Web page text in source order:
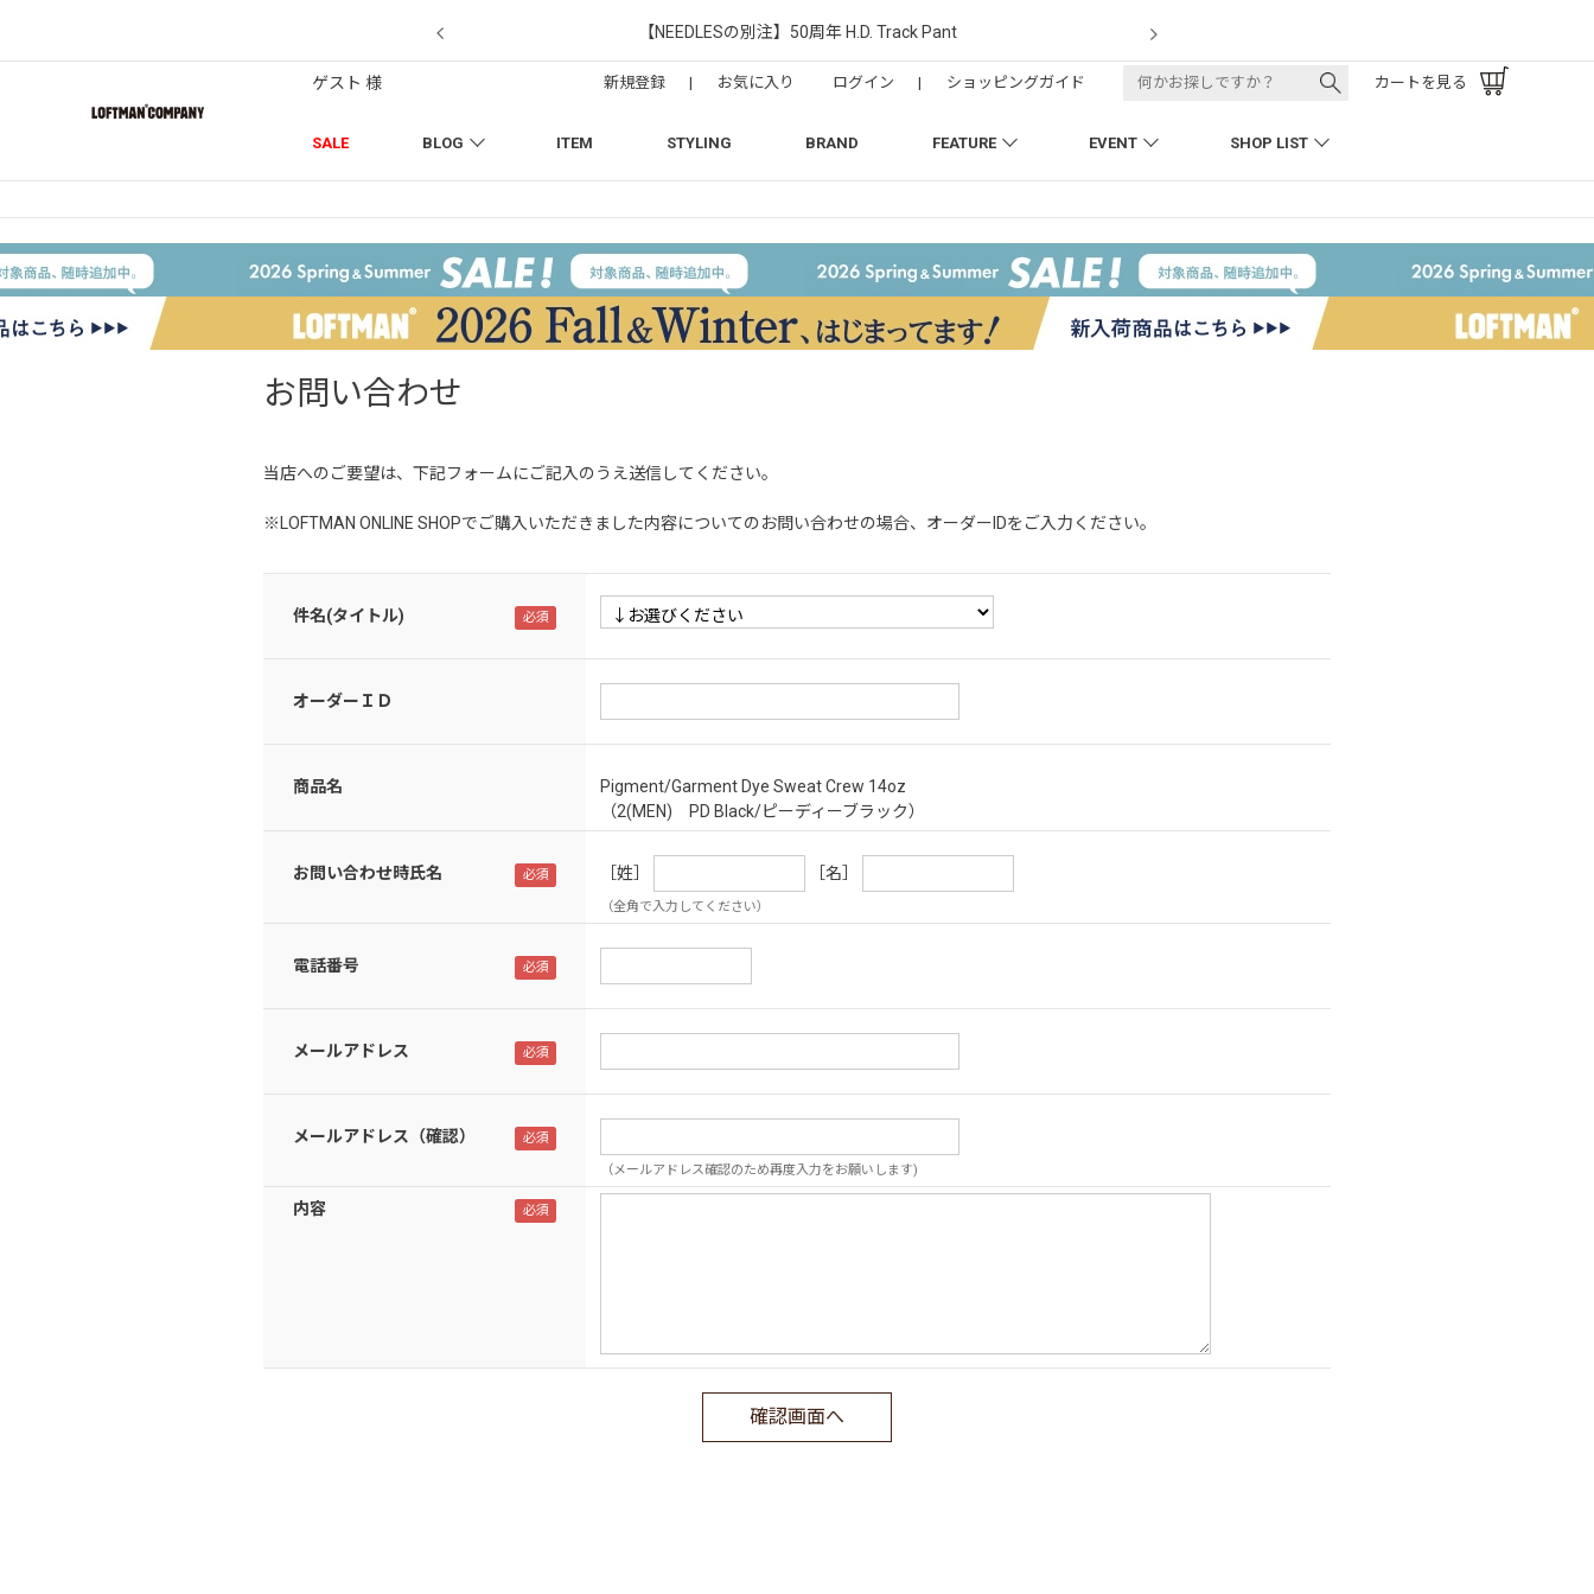
【NEEDLESの別注】50周年 H.D. Track Pant
SALE BLOG ITEM STYLING BRAND FEATURE EVENT SHOP LIST
ゲスト 様 新規登録 | お気に入り ログイン | ショッピングガイド カートを見る
お問い合わせ
当店へのご要望は、下記フォームにご記入のうえ送信してください。
※LOFTMAN ONLINE SHOPでご購入いただきました内容についてのお問い合わせの場合、オーダーIDをご入力ください。
件名(タイトル)
オーダーＩＤ
商品名
Pigment/Garment Dye Sweat Crew 14oz
（2(MEN) PD Black/ピーディーブラック）
お問い合わせ時氏名 ［姓］ ［名］
（全角で入力してください）
電話番号
メールアドレス
メールアドレス（確認）
（メールアドレス確認のため再度入力をお願いします)
内容